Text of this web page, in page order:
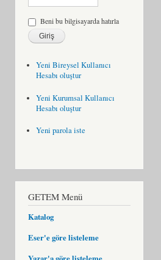
Beni bu bilgisayarda hatırla
Yeni Bireysel Kullanıcı
Hesabı oluştur
Yeni Kurumsal Kullanıcı
Hesabı oluştur
Yeni parola iste
GETEM Menü
Katalog
Eser'e göre listeleme